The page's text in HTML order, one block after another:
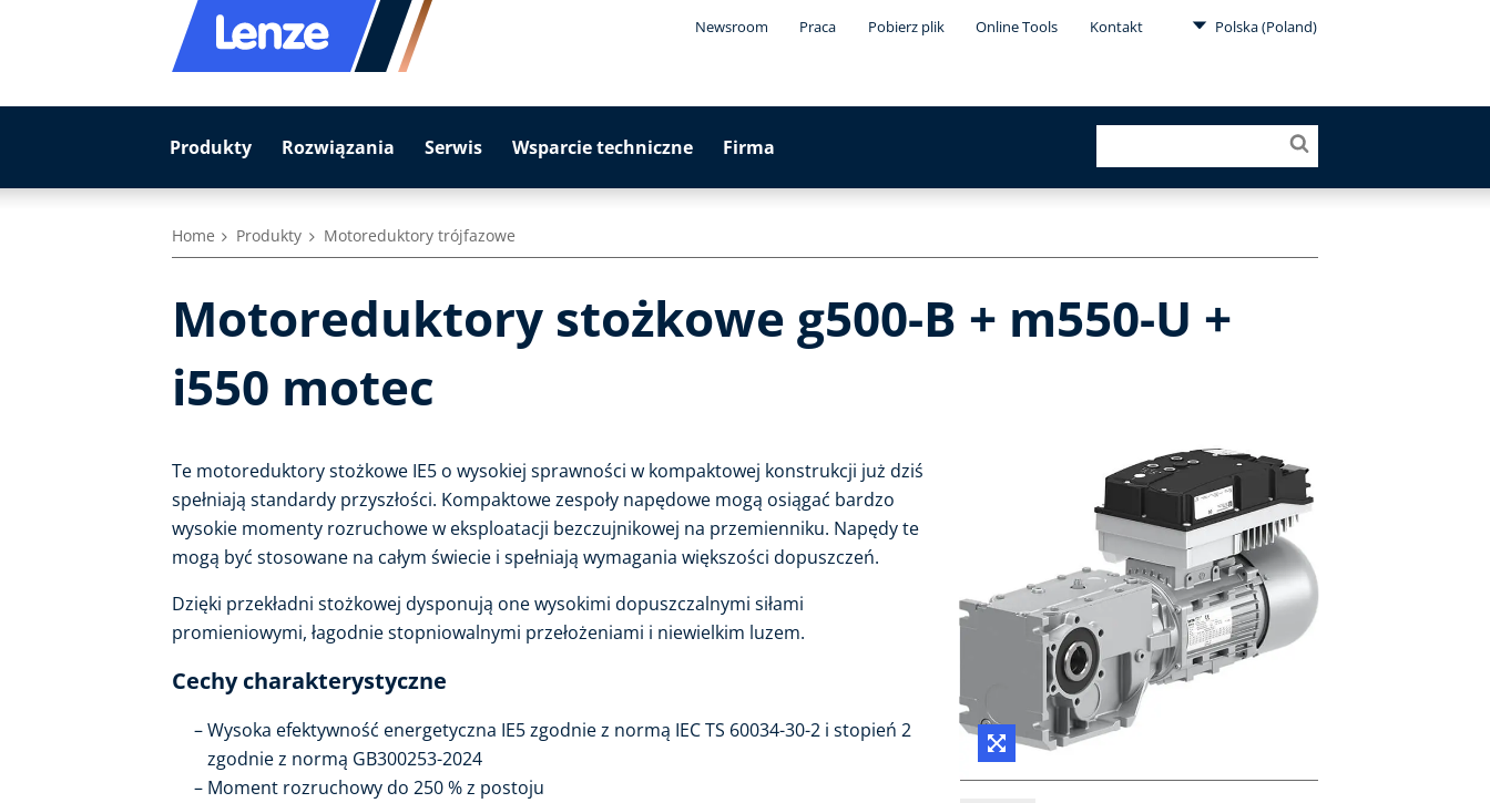
Newsroom Praca Pobierz plik Online Tools Kontakt Polska (Poland)
Produkty Rozwiązania Serwis Wsparcie techniczne Firma
Home Produkty Motoreduktory trójfazowe
Motoreduktory stożkowe g500-B + m550-U +
i550 motec
Te motoreduktory stożkowe IE5 o wysokiej sprawności w kompaktowej konstrukcji już dziś
spełniają standardy przyszłości. Kompaktowe zespoły napędowe mogą osiągać bardzo
wysokie momenty rozruchowe w eksploatacji bezczujnikowej na przemienniku. Napędy te
mogą być stosowane na całym świecie i spełniają wymagania większości dopuszczeń.
Dzięki przekładni stożkowej dysponują one wysokimi dopuszczalnymi siłami
promieniowymi, łagodnie stopniowalnymi przełożeniami i niewielkim luzem.
Cechy charakterystyczne
Wysoka efektywność energetyczna IE5 zgodnie z normą IEC TS 60034-30-2 i stopień 2
zgodnie z normą GB300253-2024
Moment rozruchowy do 250 % z postoju